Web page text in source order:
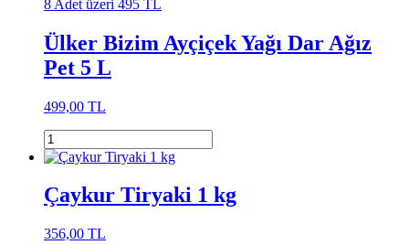
8 Adet üzeri 495 TL
Ülker Bizim Ayçiçek Yağı Dar Ağız
Pet 5 L
499,00 TL
Çaykur Tiryaki 1 kg
356,00 TL